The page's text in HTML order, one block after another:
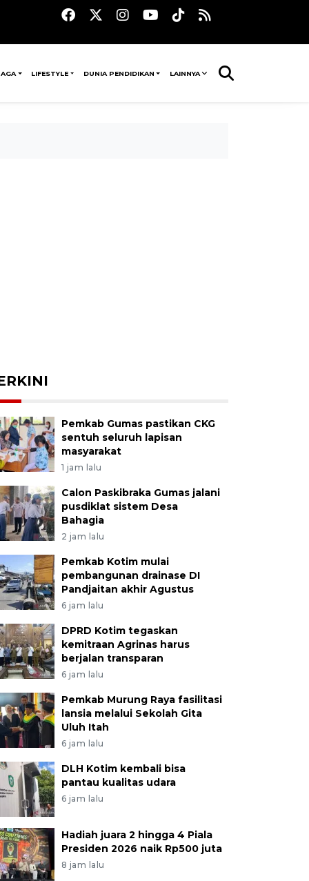
LIFESTYLE DUNIA PENDIDIKAN LAINNYA
Pemkab Gumas pastikan CKG
sentuh seluruh lapisan
masyarakat
1 jam lalu
Calon Paskibraka Gumas jalani
pusdiklat sistem Desa
Bahagia
2 jam lalu
Pemkab Kotim mulai
pembangunan drainase DI
Pandjaitan akhir Agustus
6 jam lalu
DPRD Kotim tegaskan
kemitraan Agrinas harus
berjalan transparan
6 jam lalu
Pemkab Murung Raya fasilitasi
lansia melalui Sekolah Gita
Uluh Itah
6 jam lalu
DLH Kotim kembali bisa
pantau kualitas udara
6 jam lalu
Hadiah juara 2 hingga 4 Piala
Presiden 2026 naik Rp500 juta
8 jam lalu